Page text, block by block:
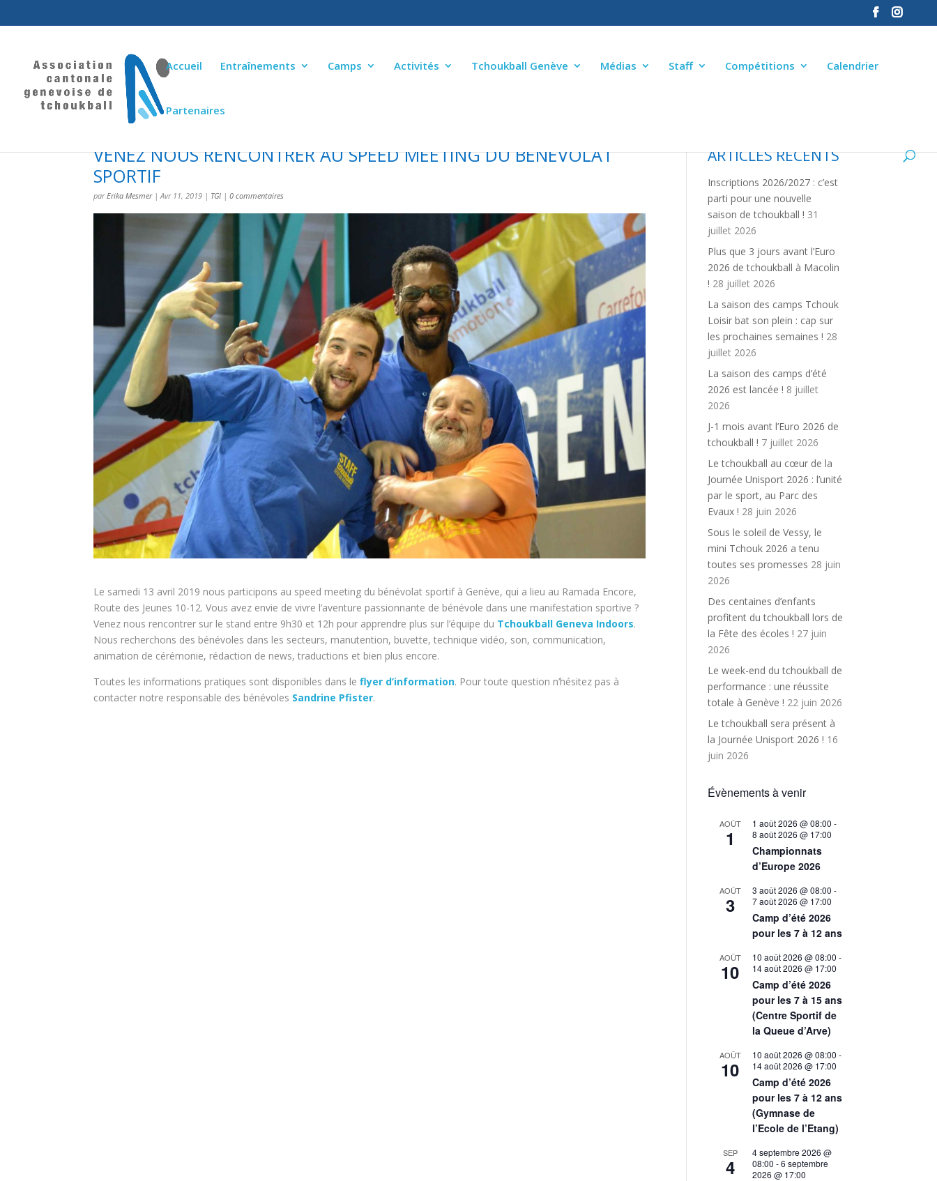
Accueil Entraînements Camps Activités Tchoukball Genève Médias Staff Compétitions Calendrier
Partenaires
VENEZ NOUS RENCONTRER AU SPEED MEETING DU BÉNÉVOLAT
SPORTIF
parErika Mesmer|Avr 11, 2019 | TGI |0 commentaires
Le samedi 13 avril 2019 nous participons au speed meeting du bénévolat sportif à Genève, qui a lieu au Ramada Encore,
Route des Jeunes 10-12. Vous avez envie de vivre l’aventure passionnante de bénévole dans une manifestation sportive ?
Venez nous rencontrer sur le stand entre 9h30 et 12h pour apprendre plus sur l’équipe du Tchoukball Geneva Indoors.
Nous recherchons des bénévoles dans les secteurs, manutention, buvette, technique vidéo, son, communication,
animation de cérémonie, rédaction de news, traductions et bien plus encore.
Toutes les informations pratiques sont disponibles dans leflyer d’information. Pour toute question n’hésitez pas à
contacter notre responsable des bénévoles Sandrine Pfister.
ARTICLES RÉCENTS
Inscriptions 2026/2027 : c’est
parti pour une nouvelle
saison de tchoukball ! 31
juillet 2026
Plus que 3 jours avant l’Euro
2026 de tchoukball à Macolin
! 28 juillet 2026
La saison des camps Tchouk
Loisir bat son plein : cap sur
les prochaines semaines ! 28
juillet 2026
La saison des camps d’été
2026 est lancée ! 8 juillet
2026
J-1 mois avant l’Euro 2026 de
tchoukball ! 7 juillet 2026
Le tchoukball au cœur de la
Journée Unisport 2026 : l’unité
par le sport, au Parc des
Evaux ! 28 juin 2026
Sous le soleil de Vessy, le
mini Tchouk 2026 a tenu
toutes ses promesses 28 juin
2026
Des centaines d’enfants
profitent du tchoukball lors de
la Fête des écoles ! 27 juin
2026
Le week-end du tchoukball de
performance : une réussite
totale à Genève ! 22 juin 2026
Le tchoukball sera présent à
la Journée Unisport 2026 ! 16
juin 2026
Évènements à venir
AOÛT
1
1 août 2026 @ 08:00 -
8 août 2026 @ 17:00
Championnats
d’Europe 2026
AOÛT
3
3 août 2026 @ 08:00 -
7 août 2026 @ 17:00
Camp d’été 2026
pour les 7 à 12 ans
AOÛT
10
10 août 2026 @ 08:00 -
14 août 2026 @ 17:00
Camp d’été 2026
pour les 7 à 15 ans
(Centre Sportif de
la Queue d’Arve)
AOÛT
10
10 août 2026 @ 08:00 -
14 août 2026 @ 17:00
Camp d’été 2026
pour les 7 à 12 ans
(Gymnase de
l’Ecole de l’Etang)
SEP
4
4 septembre 2026 @
08:00 -6 septembre
2026 @ 17:00